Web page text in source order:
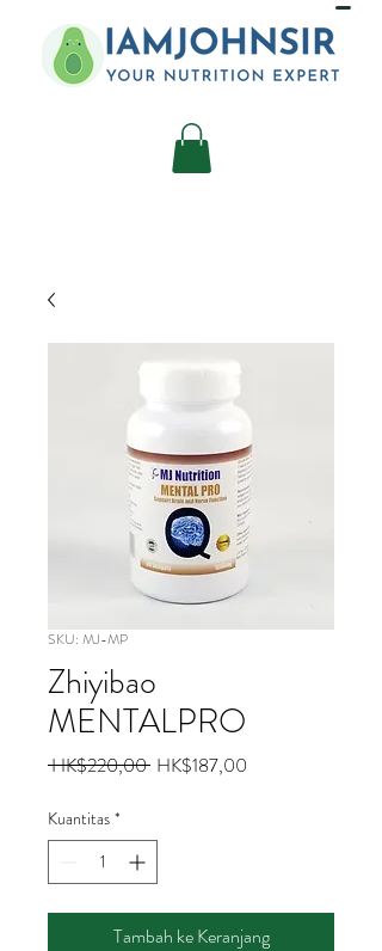
SKU: MJ-MP
Zhiyibao
MENTALPRO
HK$220,00 Harga
HK$187,00
Kuantitas *
Tambah ke Keranjang